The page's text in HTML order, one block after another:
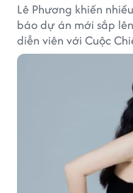
Lê Phương khiến
báo dự án mới sắp
diễn viên với Cuộc
nhiều sự quan tâm.